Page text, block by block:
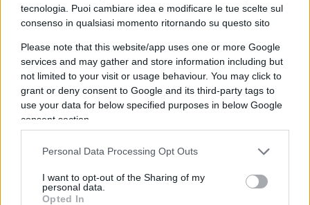
tecnologia. Puoi cambiare idea e modificare le tue scelte sul
consenso in qualsiasi momento ritornando su questo sito
Please note that this website/app uses one or more Google
services and may gather and store information including but
not limited to your visit or usage behaviour. You may click to
grant or deny consent to Google and its third-party tags to
use your data for below specified purposes in below Google
consent section.
Personal Data Processing Opt Outs
I want to opt-out of the Sharing of my
personal data.
Opted In
La sinistra più estrema, quella che Spazzali aveva
difeso negli anni più duri, quel risultato lo aveva
sempre sognato: far cadere il Palazzo
dall’esterno, senza vincere elezioni, senza
aveva fallito. E il processo Cusani fu la crepa